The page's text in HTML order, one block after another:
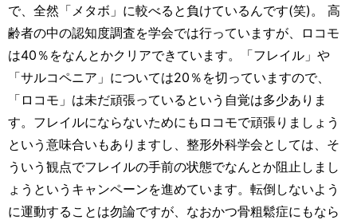
で、全然「メタボ」に較べると負けているんです(笑)。 高
齢者の中の認知度調査を学会では行っていますが、ロコモ
は40％をなんとかクリアできています。「フレイル」や
「サルコペニア」については20％を切っていますので、
「ロコモ」は未だ頑張っているという自覚は多少ありま
す。フレイルにならないためにもロコモで頑張りましょう
という意味合いもありますし、整形外科学会としては、そ
ういう観点でフレイルの手前の状態でなんとか阻止しまし
ょうというキャンペーンを進めています。転倒しないよう
に運動することは勿論ですが、なおかつ骨粗鬆症にもなら